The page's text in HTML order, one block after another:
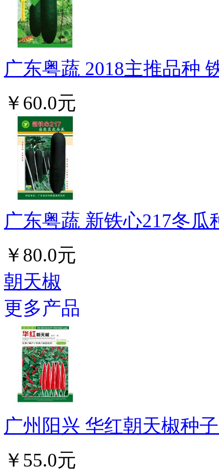
广东粤蔬 2018主推品种
￥60.0元
广东粤蔬 新铁心217冬
￥80.0元
朝天椒
更多产品
广州阳兴 华红朝天椒种
￥55.0元